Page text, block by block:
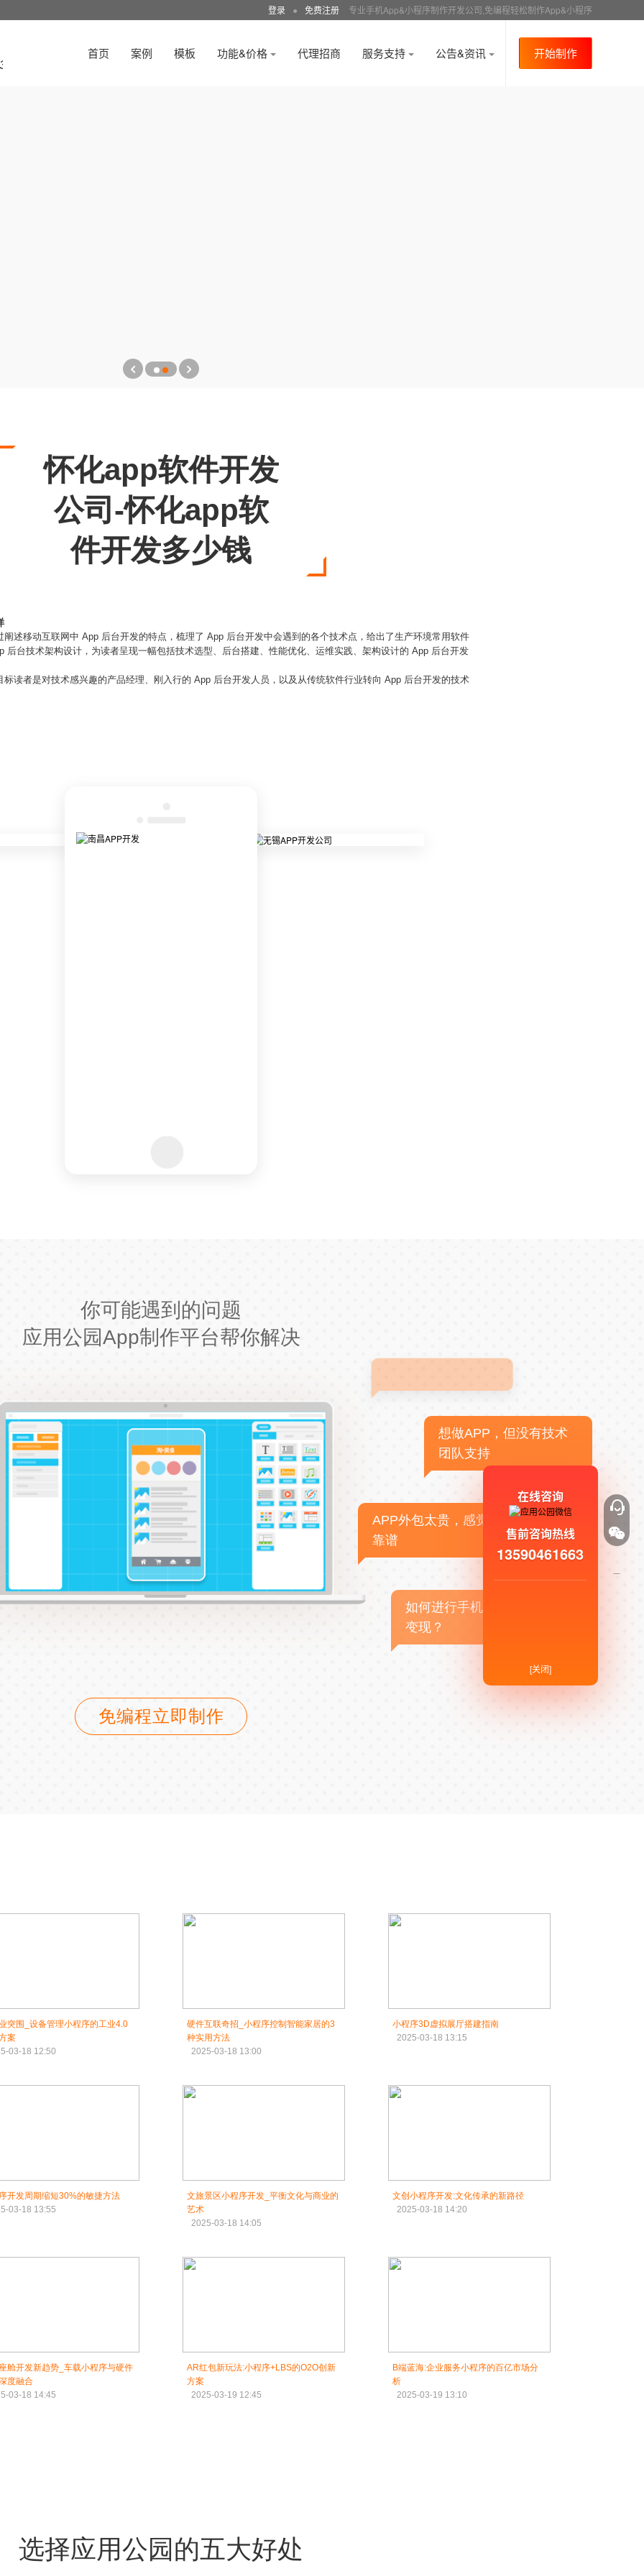
登录 ● 免费注册 专业手机App&小程序制作开发公司,免编程轻松制作App&小程序
首页 案例 模板 功能&价格 代理招商 服务支持 公告&资讯 开始制作
怀化app软件开发
公司-怀化app软
件开发多少钱
述移动互联网中 App 后台开发的特点，梳理了 App 后台开发中会遇到的各个技术点，给出了生产环境常用软件
后台技术架构设计，为读者呈现一幅包括技术选型、后台搭建、性能优化、运维实践、架构设计的 App 后台开发
读者是对技术感兴趣的产品经理、刚入行的 App 后台开发人员，以及从传统软件行业转向 App 后台开发的技术
你可能遇到的问题
应用公园App制作平台帮你解决
想做APP，但没有技术
团队支持
APP外包太贵，感觉不
靠谱
如何进行手机APP商业
变现？
免编程立即制作
突围_设备管理小程序的工业4.0
案
03-18 12:50
硬件互联奇招_小程序控制智能家居的3
种实用方法
2025-03-18 13:00
小程序3D虚拟展厅搭建指南
2025-03-18 13:15
开发周期缩短30%的敏捷方法
03-18 13:55
文旅景区小程序开发_平衡文化与商业的
艺术
2025-03-18 14:05
文创小程序开发:文化传承的新路径
2025-03-18 14:20
舱开发新趋势_车载小程序与硬件
度融合
03-18 14:45
AR红包新玩法:小程序+LBS的O2O创新
方案
2025-03-19 12:45
B端蓝海:企业服务小程序的百亿市场分
析
2025-03-19 13:10
选择应用公园的五大好处
在线咨询
售前咨询热线
13590461663
[关闭]